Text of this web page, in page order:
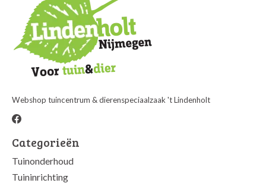
Webshop tuincentrum & dierenspeciaalzaak 't Lindenholt
Categorieën
Tuinonderhoud
Tuininrichting